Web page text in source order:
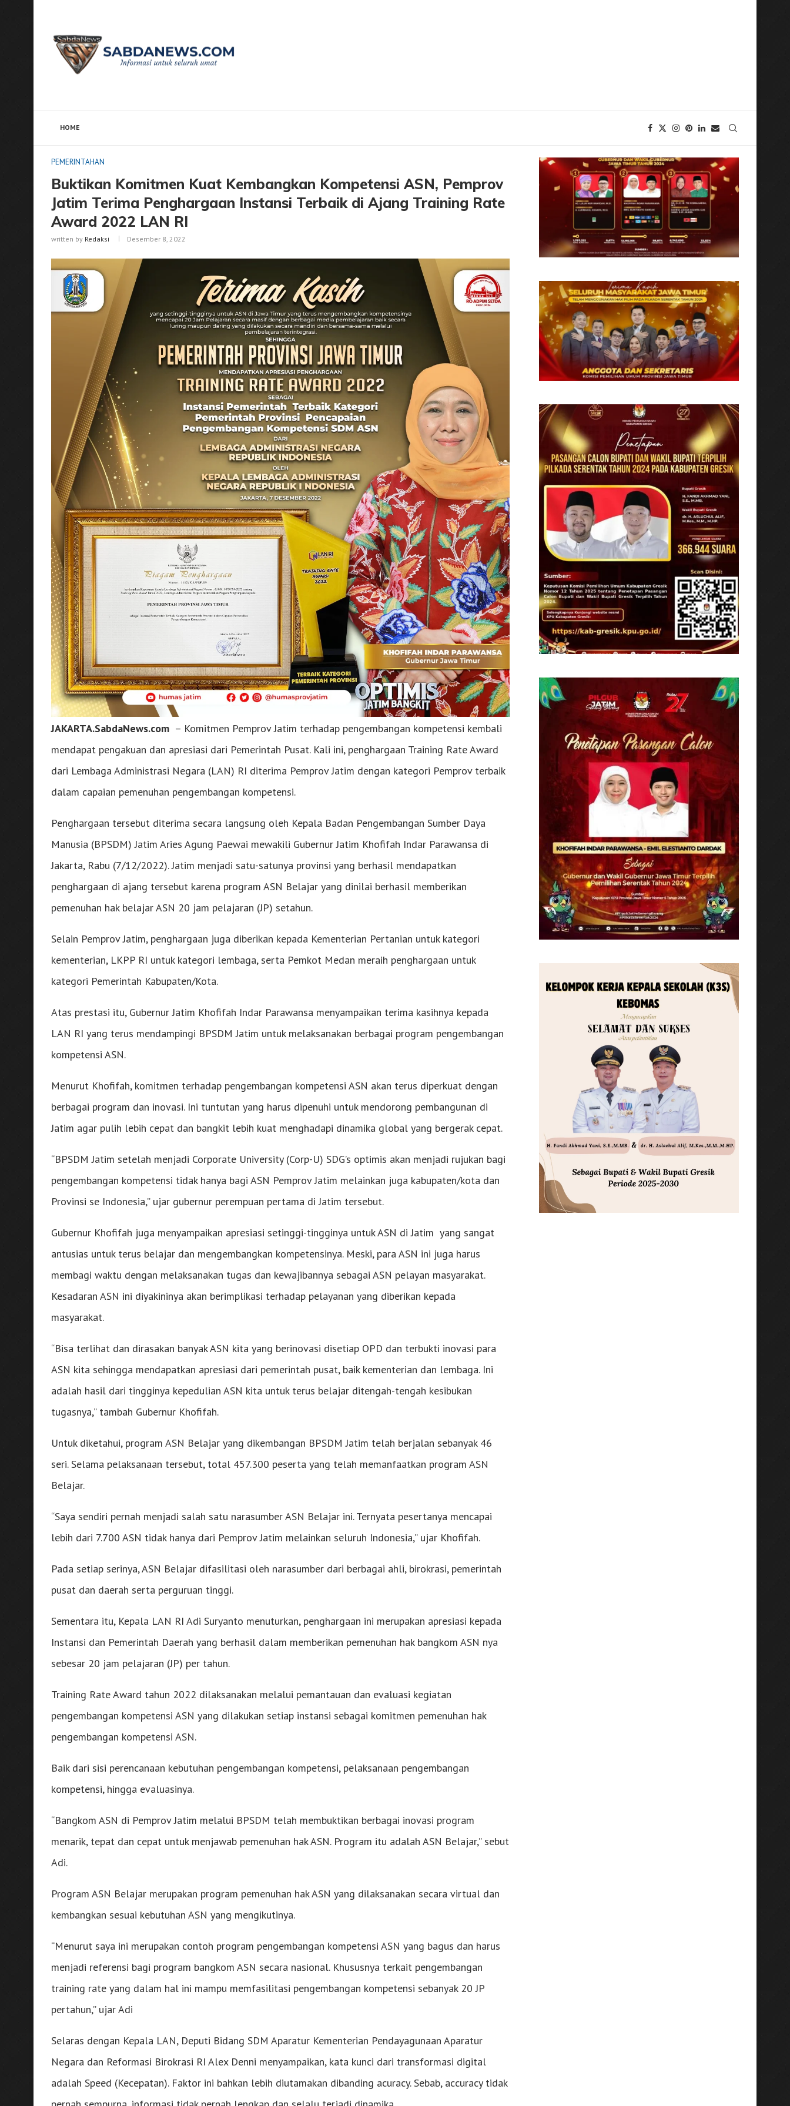
HOME
PEMERINTAHAN
Buktikan Komitmen Kuat Kembangkan Kompetensi ASN, Pemprov
Jatim Terima Penghargaan Instansi Terbaik di Ajang Training Rate
Award 2022 LAN RI
written by Redaksi Desember 8, 2022
JAKARTA.SabdaNews.com – Komitmen Pemprov Jatim terhadap pengembangan kompetensi kembali
mendapat pengakuan dan apresiasi dari Pemerintah Pusat. Kali ini, penghargaan Training Rate Award
dari Lembaga Administrasi Negara (LAN) RI diterima Pemprov Jatim dengan kategori Pemprov terbaik
dalam capaian pemenuhan pengembangan kompetensi.
Penghargaan tersebut diterima secara langsung oleh Kepala Badan Pengembangan Sumber Daya
Manusia (BPSDM) Jatim Aries Agung Paewai mewakili Gubernur Jatim Khofifah Indar Parawansa di
Jakarta, Rabu (7/12/2022). Jatim menjadi satu-satunya provinsi yang berhasil mendapatkan
penghargaan di ajang tersebut karena program ASN Belajar yang dinilai berhasil memberikan
pemenuhan hak belajar ASN 20 jam pelajaran (JP) setahun.
Selain Pemprov Jatim, penghargaan juga diberikan kepada Kementerian Pertanian untuk kategori
kementerian, LKPP RI untuk kategori lembaga, serta Pemkot Medan meraih penghargaan untuk
kategori Pemerintah Kabupaten/Kota.
Atas prestasi itu, Gubernur Jatim Khofifah Indar Parawansa menyampaikan terima kasihnya kepada
LAN RI yang terus mendampingi BPSDM Jatim untuk melaksanakan berbagai program pengembangan
kompetensi ASN.
Menurut Khofifah, komitmen terhadap pengembangan kompetensi ASN akan terus diperkuat dengan
berbagai program dan inovasi. Ini tuntutan yang harus dipenuhi untuk mendorong pembangunan di
Jatim agar pulih lebih cepat dan bangkit lebih kuat menghadapi dinamika global yang bergerak cepat.
“BPSDM Jatim setelah menjadi Corporate University (Corp-U) SDG’s optimis akan menjadi rujukan bagi
pengembangan kompetensi tidak hanya bagi ASN Pemprov Jatim melainkan juga kabupaten/kota dan
Provinsi se Indonesia,” ujar gubernur perempuan pertama di Jatim tersebut.
Gubernur Khofifah juga menyampaikan apresiasi setinggi-tingginya untuk ASN di Jatim yang sangat
antusias untuk terus belajar dan mengembangkan kompetensinya. Meski, para ASN ini juga harus
membagi waktu dengan melaksanakan tugas dan kewajibannya sebagai ASN pelayan masyarakat.
Kesadaran ASN ini diyakininya akan berimplikasi terhadap pelayanan yang diberikan kepada
masyarakat.
“Bisa terlihat dan dirasakan banyak ASN kita yang berinovasi disetiap OPD dan terbukti inovasi para
ASN kita sehingga mendapatkan apresiasi dari pemerintah pusat, baik kementerian dan lembaga. Ini
adalah hasil dari tingginya kepedulian ASN kita untuk terus belajar ditengah-tengah kesibukan
tugasnya,” tambah Gubernur Khofifah.
Untuk diketahui, program ASN Belajar yang dikembangan BPSDM Jatim telah berjalan sebanyak 46
seri. Selama pelaksanaan tersebut, total 457.300 peserta yang telah memanfaatkan program ASN
Belajar.
“Saya sendiri pernah menjadi salah satu narasumber ASN Belajar ini. Ternyata pesertanya mencapai
lebih dari 7.700 ASN tidak hanya dari Pemprov Jatim melainkan seluruh Indonesia,” ujar Khofifah.
Pada setiap serinya, ASN Belajar difasilitasi oleh narasumber dari berbagai ahli, birokrasi, pemerintah
pusat dan daerah serta perguruan tinggi.
Sementara itu, Kepala LAN RI Adi Suryanto menuturkan, penghargaan ini merupakan apresiasi kepada
Instansi dan Pemerintah Daerah yang berhasil dalam memberikan pemenuhan hak bangkom ASN nya
sebesar 20 jam pelajaran (JP) per tahun.
Training Rate Award tahun 2022 dilaksanakan melalui pemantauan dan evaluasi kegiatan
pengembangan kompetensi ASN yang dilakukan setiap instansi sebagai komitmen pemenuhan hak
pengembangan kompetensi ASN.
Baik dari sisi perencanaan kebutuhan pengembangan kompetensi, pelaksanaan pengembangan
kompetensi, hingga evaluasinya.
“Bangkom ASN di Pemprov Jatim melalui BPSDM telah membuktikan berbagai inovasi program
menarik, tepat dan cepat untuk menjawab pemenuhan hak ASN. Program itu adalah ASN Belajar,” sebut
Adi.
Program ASN Belajar merupakan program pemenuhan hak ASN yang dilaksanakan secara virtual dan
kembangkan sesuai kebutuhan ASN yang mengikutinya.
“Menurut saya ini merupakan contoh program pengembangan kompetensi ASN yang bagus dan harus
menjadi referensi bagi program bangkom ASN secara nasional. Khususnya terkait pengembangan
training rate yang dalam hal ini mampu memfasilitasi pengembangan kompetensi sebanyak 20 JP
pertahun,” ujar Adi
Selaras dengan Kepala LAN, Deputi Bidang SDM Aparatur Kementerian Pendayagunaan Aparatur
Negara dan Reformasi Birokrasi RI Alex Denni menyampaikan, kata kunci dari transformasi digital
adalah Speed (Kecepatan). Faktor ini bahkan lebih diutamakan dibanding acuracy. Sebab, accuracy tidak